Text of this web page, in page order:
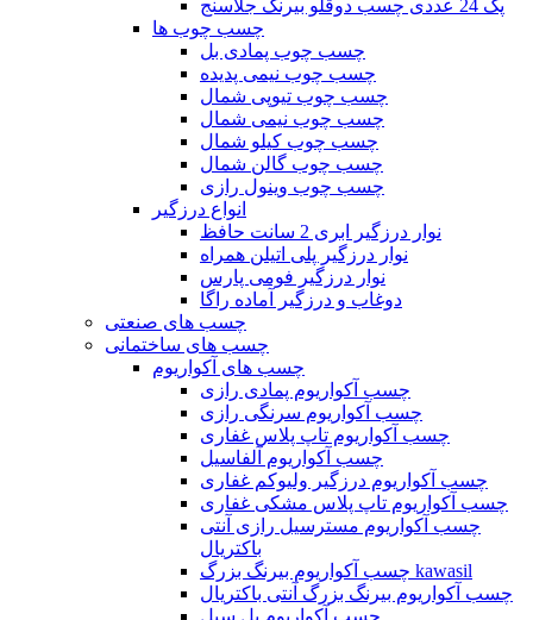
پک 24 عددی چسب دوقلو بیرنگ جلاسنج
چسب چوب ها
چسب چوب پمادی بل
چسب چوب نیمی پدیده
چسب چوب تیوپی شمال
چسب چوب نیمی شمال
چسب چوب کیلو شمال
چسب چوب گالن شمال
چسب چوب وینول رازی
انواع درزگیر
نوار درزگیر ابری 2 سانت حافظ
نوار درزگیر پلی اتیلن همراه
نوار درزگیر فومی پارس
دوغاب و درزگیر آماده راگا
چسب های صنعتی
چسب های ساختمانی
چسب های آکواریوم
چسب آکواریوم پمادی رازی
چسب آکواریوم سرنگی رازی
چسب آکواریوم تاپ پلاس غفاری
چسب آکواریوم آلفاسیل
چسب آکواریوم درزگیر ولیوکم غفاری
چسب آکواریوم تاپ پلاس مشکی غفاری
چسب آکواریوم مسترسیل رازی آنتی
باکتریال
چسب آکواریوم بیرنگ بزرگ kawasil
چسب آکواریوم بیرنگ بزرگ آنتی باکتریال
چسب آکواریوم پل سیل